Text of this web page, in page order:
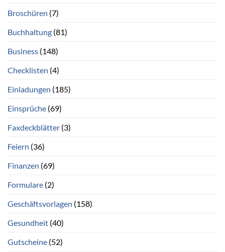
Broschüren (7)
Buchhaltung (81)
Business (148)
Checklisten (4)
Einladungen (185)
Einsprüche (69)
Faxdeckblätter (3)
Feiern (36)
Finanzen (69)
Formulare (2)
Geschäftsvorlagen (158)
Gesundheit (40)
Gutscheine (52)